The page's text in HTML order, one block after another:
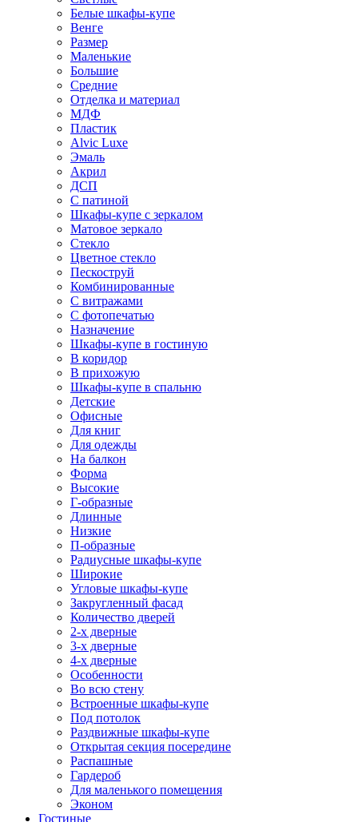
Белые шкафы-купе
Венге
Размер
Маленькие
Большие
Средние
Отделка и материал
МДФ
Пластик
Alvic Luxe
Эмаль
Акрил
ДСП
С патиной
Шкафы-купе с зеркалом
Матовое зеркало
Стекло
Цветное стекло
Пескоструй
Комбинированные
С витражами
С фотопечатью
Назначение
Шкафы-купе в гостиную
В коридор
В прихожую
Шкафы-купе в спальню
Детские
Офисные
Для книг
Для одежды
На балкон
Форма
Высокие
Г-образные
Длинные
Низкие
П-образные
Радиусные шкафы-купе
Широкие
Угловые шкафы-купе
Закругленный фасад
Количество дверей
2-х дверные
3-х дверные
4-х дверные
Особенности
Во всю стену
Встроенные шкафы-купе
Под потолок
Раздвижные шкафы-купе
Открытая секция посередине
Распашные
Гардероб
Для маленького помещения
Эконом
Гостиные